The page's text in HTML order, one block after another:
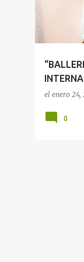
a
d
27 DE
el enero 24,
0